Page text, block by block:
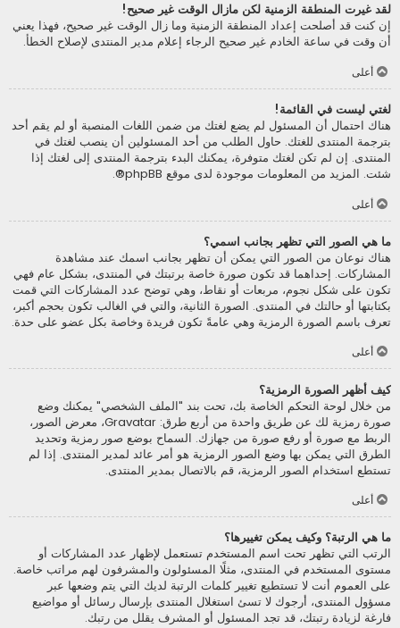
لقد غيرت المنطقة الزمنية لكن مازال الوقت غير صحيح!
إن كنت قد أصلحت إعداد المنطقة الزمنية وما زال الوقت غير صحيح، فهذا يعني
أن وقت في ساعة الخادم غير صحيح الرجاء إعلام مدير المنتدى لإصلاح الخطأ.
أعلى
لغتي ليست في القائمة!
هناك احتمال أن المسئول لم يضع لغتك من ضمن اللغات المنصبة أو لم يقم أحد
بترجمة المنتدى للغتك. حاول الطلب من أحد المسئولين أن ينصب لغتك في
المنتدى. إن لم تكن لغتك متوفرة، يمكنك البدء بترجمة المنتدى إلى لغتك إذا
شئت. المزيد من المعلومات موجودة لدى موقع phpBB
®.
أعلى
ما هي الصور التي تظهر بجانب اسمي؟
هناك نوعان من الصور التي يمكن أن تظهر بجانب اسمك عند مشاهدة
المشاركات. إحداهما قد تكون صورة خاصة برتبتك في المنتدى، بشكل عام فهي
تكون على شكل نجوم، مربعات أو نقاط، وهي توضح عدد المشاركات التي قمت
بكتابتها أو حالتك في المنتدى. الصورة الثانية، والتي في الغالب تكون بحجم أكبر،
تعرف باسم الصورة الرمزية وهي عامةً تكون فريدة وخاصة بكل عضو على حدة.
أعلى
كيف أظهر الصورة الرمزية؟
من خلال لوحة التحكم الخاصة بك، تحت بند "الملف الشخصي" يمكنك وضع
صورة رمزية لك عن طريق واحدة من أربع طرق: Gravatar، معرض الصور،
الربط مع صورة أو رفع صورة من جهازك. السماح بوضع صور رمزية وتحديد
الطرق التي يمكن بها وضع الصور الرمزية هو أمر عائد لمدير المنتدى. إذا لم
تستطع استخدام الصور الرمزية، قم بالاتصال بمدير المنتدى.
أعلى
ما هي الرتبة؟ وكيف يمكن تغييرها؟
الرتب التي تظهر تحت اسم المستخدم تستعمل لإظهار عدد المشاركات أو
مستوى المستخدم في المنتدى، مثلًا المسئولون والمشرفون لهم مراتب خاصة.
على العموم أنت لا تستطيع تغيير كلمات الرتبة لديك التي يتم وضعها عبر
مسؤول المنتدى، أرجوك لا تسئ استغلال المنتدى بإرسال رسائل أو مواضيع
فارغة لزيادة رتبتك، قد تجد المسئول أو المشرف يقلل من رتبك.